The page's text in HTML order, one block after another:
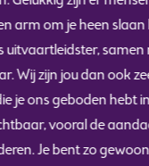
wilden en zijn
warme reacties
goed. Fijn dat
toeverlaat
Vooral ook heel
mooi afscheid.